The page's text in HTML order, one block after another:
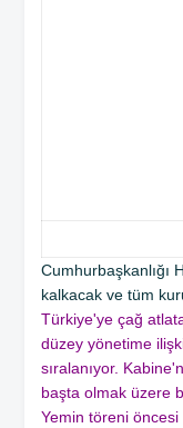
Cumhurbaşkanlığı
kalkacak ve tüm
Türkiye'ye çağ
düzey yönetime
sıralanıyor.
başta olmak üzere
Yemin töreni